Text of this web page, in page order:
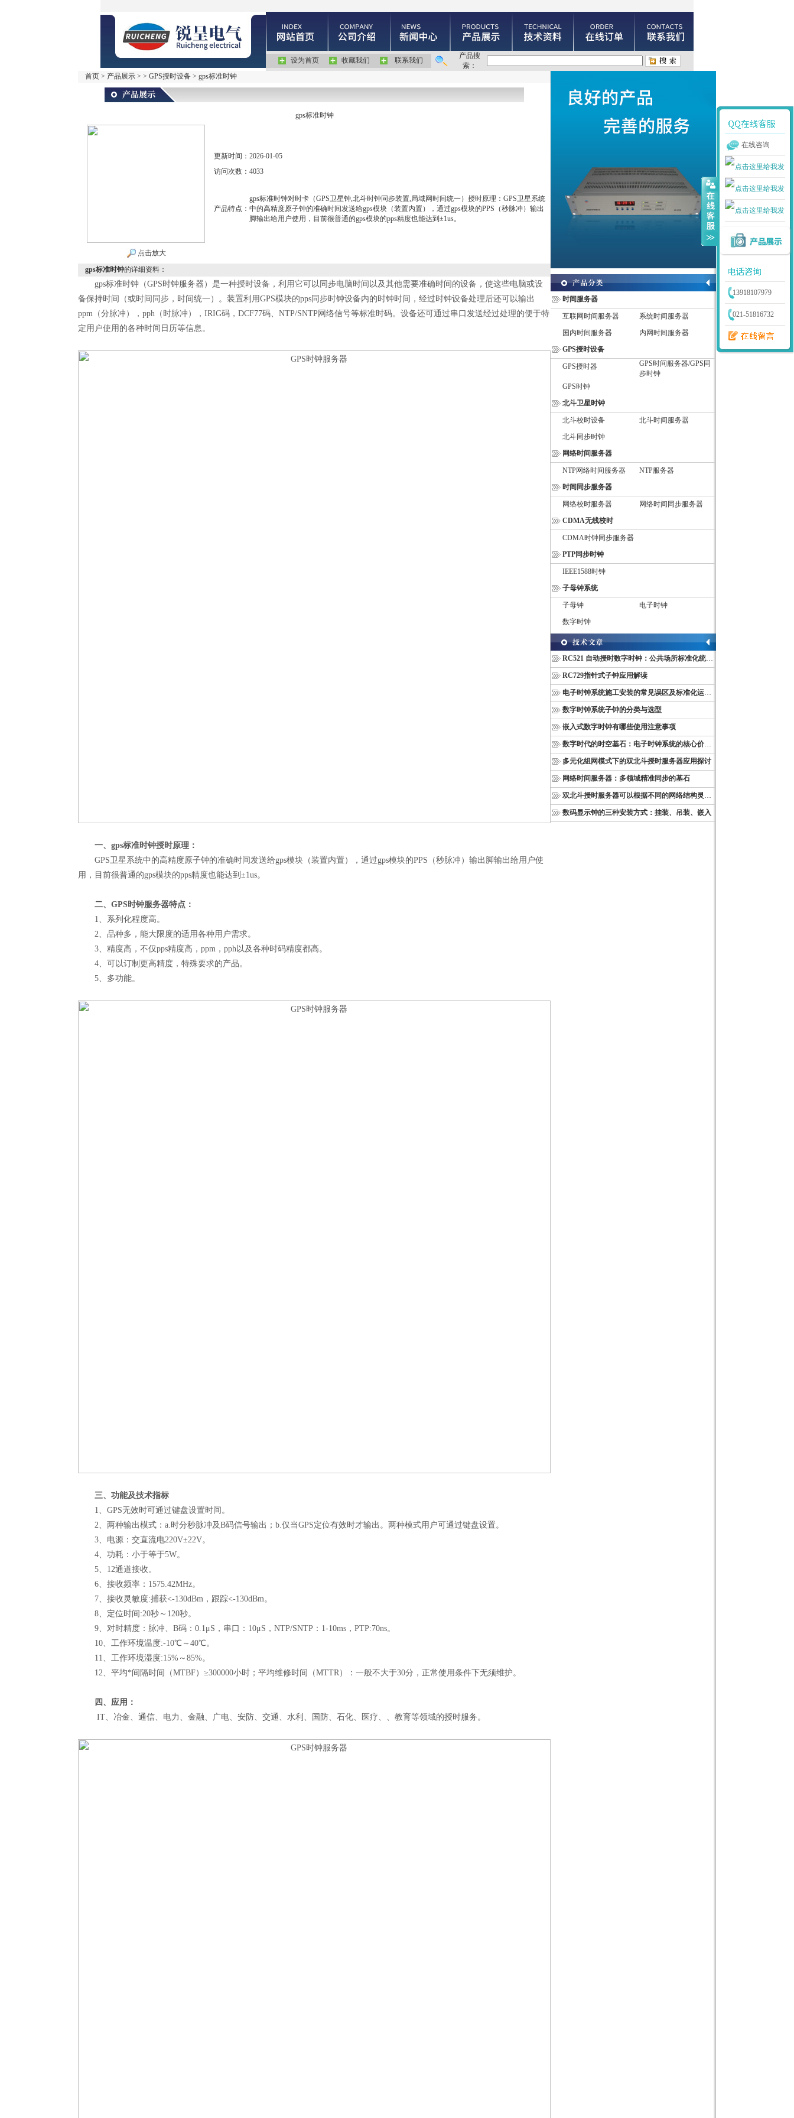
设为首页 收藏我们 联系我们
产品搜
索：
首页 > 产品展示 > > GPS授时设备 > gps标准时钟
gps标准时钟
点击放大
更新时间： 2026-01-05
访问次数： 4033
产品特点：
gps标准时钟对时卡（GPS卫星钟,北斗时钟同步装置,局域网时间统一）授时原理：GPS卫星系统
中的高精度原子钟的准确时间发送给gps模块（装置内置），通过gps模块的PPS（秒脉冲）输出
脚输出给用户使用，目前很普通的gps模块的pps精度也能达到±1us。
gps标准时钟的详细资料：
gps标准时钟（GPS时钟服务器）是一种授时设备，利用它可以同步电脑时间以及其他需要准确时间的设备，使这些电脑或设
备保持时间（或时间同步，时间统一）。装置利用GPS模块的pps同步时钟设备内的时钟时间，经过时钟设备处理后还可以输出
ppm（分脉冲），pph（时脉冲），IRIG码，DCF77码、NTP/SNTP网络信号等标准时码。设备还可通过串口发送经过处理的便于特
定用户使用的各种时间日历等信息。
一、gps标准时钟授时原理：
GPS卫星系统中的高精度原子钟的准确时间发送给gps模块（装置内置），通过gps模块的PPS（秒脉冲）输出脚输出给用户使
用，目前很普通的gps模块的pps精度也能达到±1us。
二、 GPS时钟服务器特点：
1、系列化程度高。
2、品种多，能大限度的适用各种用户需求。
3、精度高，不仅pps精度高，ppm，pph以及各种时码精度都高。
4、可以订制更高精度，特殊要求的产品。
5、多功能。
三、功能及技术指标
1、GPS无效时可通过键盘设置时间。
2、两种输出模式：a.时分秒脉冲及B码信号输出；b.仅当GPS定位有效时才输出。两种模式用户可通过键盘设置。
3、电源：交直流电220V±22V。
4、功耗：小于等于5W。
5、12通道接收。
6、接收频率：1575.42MHz。
7、接收灵敏度:捕获<-130dBm，跟踪<-130dBm。
8、定位时间:20秒～120秒。
9、对时精度：脉冲、B码：0.1μS，串口：10μS，NTP/SNTP：1-10ms，PTP:70ns。
10、工作环境温度:-10℃～40℃。
11、工作环境湿度:15%～85%。
12、平均*间隔时间（MTBF）≥300000小时；平均维修时间（MTTR）：一般不大于30分，正常使用条件下无须维护。
四、应用：
IT、冶金、通信、电力、金融、广电、安防、交通、水利、国防、石化、医疗、、教育等领域的授时服务。
时间服务器
互联网时间服务器
系统时间服务器
国内时间服务器
内网时间服务器
GPS授时设备
GPS授时器
GPS时间服务器/GPS同
步时钟
GPS时钟
北斗卫星时钟
北斗校时设备
北斗时间服务器
北斗同步时钟
网络时间服务器
NTP网络时间服务器
NTP服务器
时间同步服务器
网络校时服务器
网络时间同步服务器
CDMA无线校时
CDMA时钟同步服务器
PTP同步时钟
IEEE1588时钟
子母钟系统
子母钟
电子时钟
数字时钟
RC521 自动授时数字时钟：公共场所标准化统一计时终端
RC729指针式子钟应用解读
电子时钟系统施工安装的常见误区及标准化运维管理规范
数字时钟系统子钟的分类与选型
嵌入式数字时钟有哪些使用注意事项
数字时代的时空基石：电子时钟系统的核心价值与多维意义
多元化组网模式下的双北斗授时服务器应用探讨
网络时间服务器：多领域精准同步的基石
双北斗授时服务器可以根据不同的网络结构灵活部署
数码显示钟的三种安装方式：挂装、吊装、嵌入
在线咨询
13918107979
021-51816732